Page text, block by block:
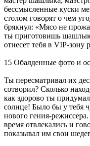
бессмысленные куски
столом говорят о чем
брякнул: «Мясо не
ты приготовишь
отнесет тебя в VIP-зону
15 Обалденные фото и
Ты пересматривал их
сотворил? Сколько
как здорово ты
солнце! Было бы у тебя
нового гения-
время отвлекались и
показывал им свои